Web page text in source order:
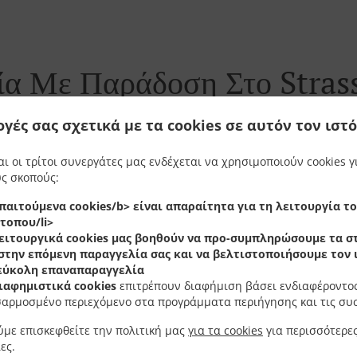
σας σχετικά με τα cookies σε αυτόν τον
οι τρίτοι συνεργάτες μας ενδέχεται να χρησιμοποιούν cookies
σκοπούς:
cookies/b> είναι απαραίτητα για τη λειτουργία
li>
cookies μας βοηθούν να προ-συμπληρώσουμε τα
επόμενη παραγγελία σας και να βελτιστοποιήσουμε τον
επαναπαραγγελία
cookies επιτρέπουν διαφήμιση βάσει
περιεχόμενο στα προγράμματα περιήγησης και τις
επισκεφθείτε την πολιτική μας για τα cookies για
Με Παράδοση Στο
Bridel και είμαστε στην ευχάριστη θέση να
στο online menu και δώστε την παραγγελία σας
να επιβεβαιώσουμε την παραγγελία και να δώσουμε
Προσφορές